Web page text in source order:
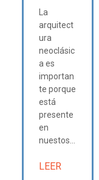
La
arquitect
ura
neoclásic
a es
importan
te porque
está
presente
en
nuestos...
LEER